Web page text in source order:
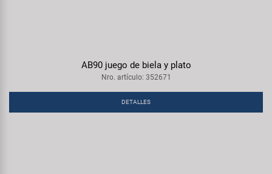
AB90 juego de biela y plato
Nro. artículo: 352671
DETALLES